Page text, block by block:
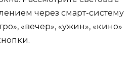
через смарт-систему
«вечер», «ужин», «кино»